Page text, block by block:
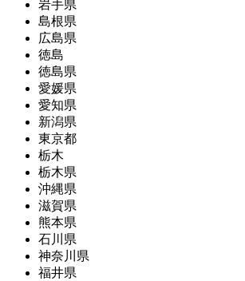
岩手県
島根県
広島県
徳島
徳島県
愛媛県
愛知県
新潟県
東京都
栃木
栃木県
沖縄県
滋賀県
熊本県
石川県
神奈川県
福井県